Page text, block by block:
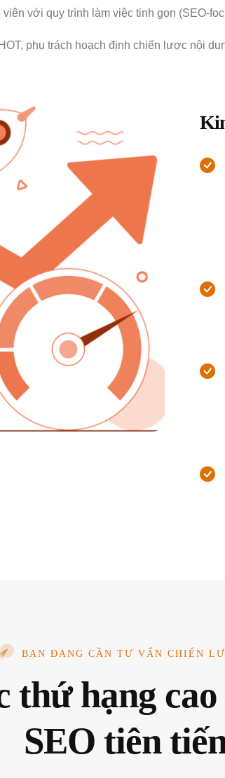
với quy trình làm việc tinh gọn (SEO-
phụ trách hoạch định chiến lược nội
BẠN ĐANG CẦN TƯ VẤN CHIẾN
thứ hạng
SEO tiên